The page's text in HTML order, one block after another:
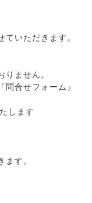
いただきます。
ません。
合せフォーム』
します
ます。